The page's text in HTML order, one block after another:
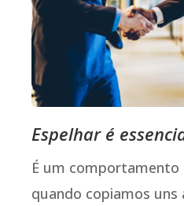
Espelhar é
É um comportamento
quando copiamos